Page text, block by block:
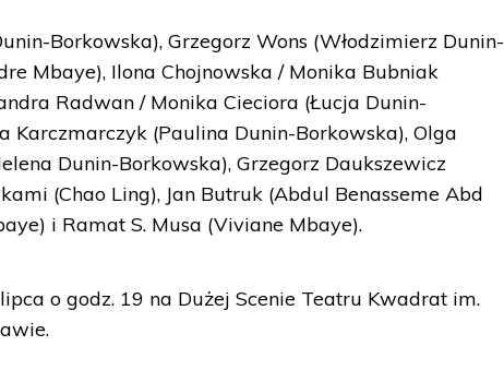
Borkowska), Grzegorz Wons (Włodzimierz Dunin-
Mbaye), Ilona Chojnowska / Monika Bubniak
Radwan / Monika Cieciora (Łucja Dunin-
Karczmarczyk (Paulina Dunin-Borkowska), Olga
Dunin-Borkowska), Grzegorz Daukszewicz
(Chao Ling), Jan Butruk (Abdul Benasseme Abd
i Ramat S. Musa (Viviane Mbaye).
o godz. 19 na Dużej Scenie Teatru Kwadrat im.